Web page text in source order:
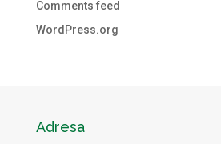
Comments feed
WordPress.org
Adresa